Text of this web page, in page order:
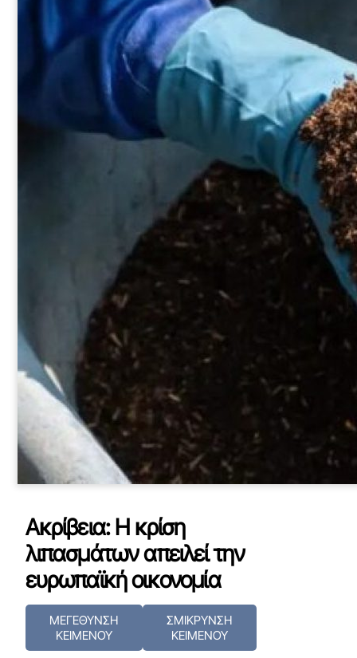
Ακρίβεια: Η κρίση
λιπασμάτων απειλεί την
ευρωπαϊκή οικονομία
ΜΕΓΕΘΥΝΣΗ
ΚΕΙΜΕΝΟΥ
ΣΜΙΚΡΥΝΣΗ
ΚΕΙΜΕΝΟΥ